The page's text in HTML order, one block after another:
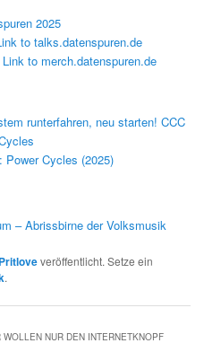
2025
to talks.datenspuren.de
Link to merch.datenspuren.de
runterfahren, neu starten! CCC
Power Cycles (2025)
– Abrissbirne der Volksmusik
veröffentlicht. Setze ein
.
NUR DEN INTERNETKNOPF